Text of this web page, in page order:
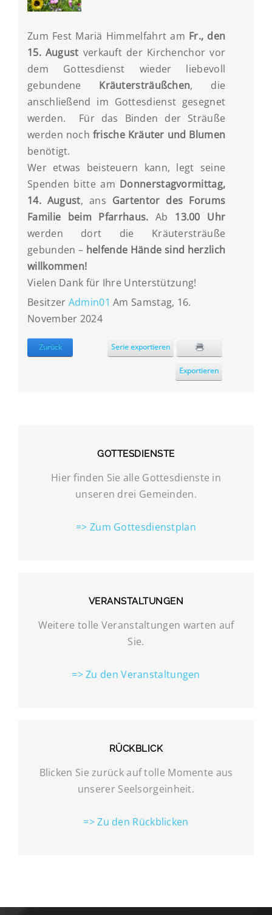
Zum Fest Mariä Himmelfahrt am Fr., den
15. August verkauft der Kirchenchor vor
dem Gottesdienst wieder liebevoll
gebundene Kräutersträußchen, die
anschließend im Gottesdienst gesegnet
werden. Für das Binden der Sträuße
werden noch frische Kräuter und Blumen
benötigt.
Wer etwas beisteuern kann, legt seine
Spenden bitte am Donnerstagvormittag,
14. August, ans Gartentor des Forums
Familie beim Pfarrhaus. Ab 13.00 Uhr
werden dort die Kräutersträuße
gebunden – helfende Hände sind herzlich
willkommen!
Vielen Dank für Ihre Unterstützung!
Besitzer Admin01 Am Samstag, 16.
November 2024
Zurück Serie exportieren
Exportieren
GOTTESDIENSTE
Hier finden Sie alle Gottesdienste in
unseren drei Gemeinden.
=> Zum Gottesdienstplan
VERANSTALTUNGEN
Weitere tolle Veranstaltungen warten auf
Sie.
=> Zu den Veranstaltungen
RÜCKBLICK
Blicken Sie zurück auf tolle Momente aus
unserer Seelsorgeinheit.
=> Zu den Rückblicken